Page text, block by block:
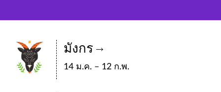
มังกร
14 ม.ค. – 12 ก.พ.